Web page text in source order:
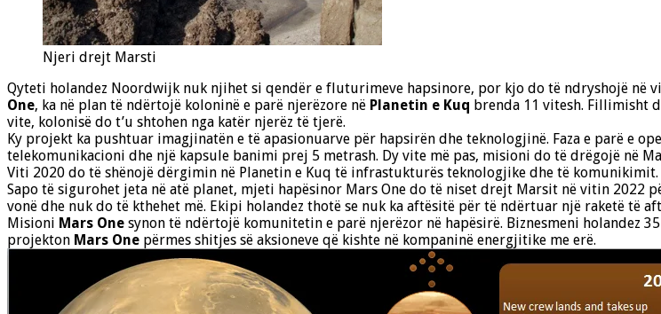
Njeri drejt Marsti
Qyteti holandez Noordwijk nuk njihet si qendër e fluturimeve hapsinore, por kjo do të ndryshojë në
One, ka në plan të ndërtojë koloninë e parë njerëzore në Planetin e Kuq brenda 11 vitesh. Fillimisht
vite, kolonisë do t’u shtohen nga katër njerëz të tjerë.
Ky projekt ka pushtuar imagjinatën e të apasionuarve për hapsirën dhe teknologjinë. Faza e parë e
telekomunikacioni dhe një kapsule banimi prej 5 metrash. Dy vite më pas, misioni do të drëgojë në
Viti 2020 do të shënojë dërgimin në Planetin e Kuq të infrastukturës teknologjike dhe të
Sapo të sigurohet jeta në atë planet, mjeti hapësinor Mars One do të niset drejt Marsit në vitin 2022
vonë dhe nuk do të kthehet më. Ekipi holandez thotë se nuk ka aftësitë për të ndërtuar një raketë të
Misioni Mars One synon të ndërtojë komunitetin e parë njerëzor në hapësirë. Biznesmeni holandez
projekton Mars One përmes shitjes së aksioneve që kishte në kompaninë energjitike me erë.